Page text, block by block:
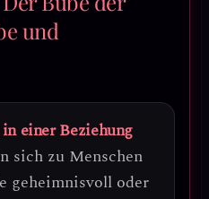
und
einer Beziehung
sich zu Menschen
geheimnisvoll oder